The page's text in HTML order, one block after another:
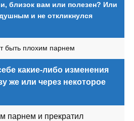
близок вам или полезен? Или
и не откликнулся
быть плохим парнем
какие-либо изменения
же или через некоторое
парнем и прекратил